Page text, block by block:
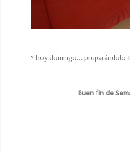
Y hoy domingo... preparándolo
Buen fin de